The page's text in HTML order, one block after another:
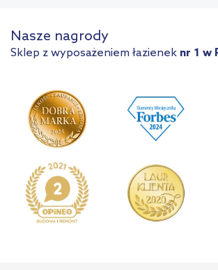
Nasze nagrody
Sklep z wyposażeniem łazienek nr 1 w